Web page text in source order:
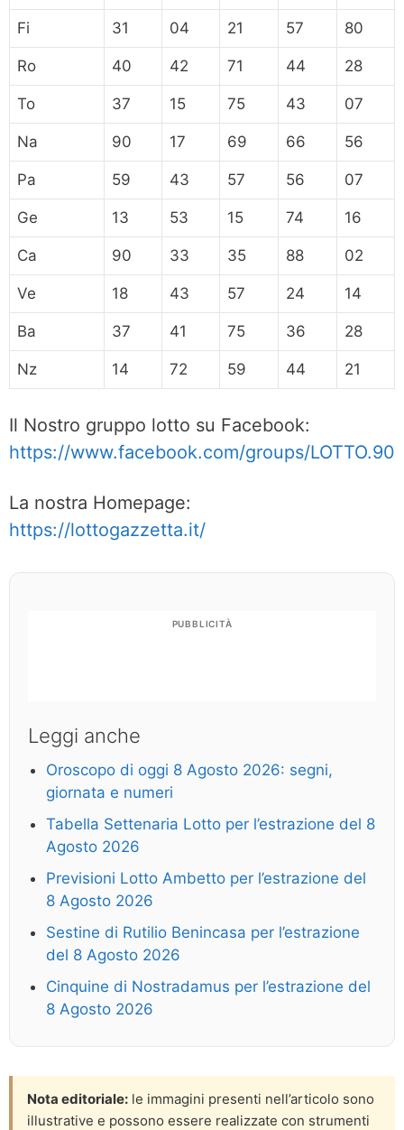
Fi 31 04 21 57 80
Ro 40 42 71 44 28
To 37 15 75 43 07
Na 90 17 69 66 56
Pa 59 43 57 56 07
Ge 13 53 15 74 16
Ca 90 33 35 88 02
Ve 18 43 57 24 14
Ba 37 41 75 36 28
Nz 14 72 59 44 21
Il Nostro gruppo lotto su Facebook:
https://www.facebook.com/groups/LOTTO.90
La nostra Homepage:
https://lottogazzetta.it/
PUBBLICITÀ
Leggi anche
Oroscopo di oggi 8 Agosto 2026: segni,
giornata e numeri
Tabella Settenaria Lotto per l’estrazione del 8
Agosto 2026
Previsioni Lotto Ambetto per l’estrazione del
8 Agosto 2026
Sestine di Rutilio Benincasa per l’estrazione
del 8 Agosto 2026
Cinquine di Nostradamus per l’estrazione del
8 Agosto 2026
Nota editoriale: le immagini presenti nell’articolo sono
illustrative e possono essere realizzate con strumenti